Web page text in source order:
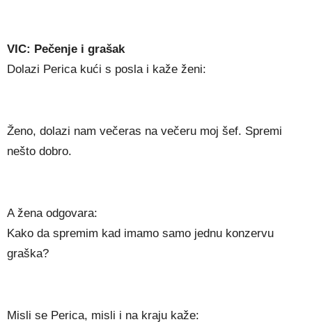
VIC: Pečenje i grašak
Dolazi Perica kući s posla i kaže ženi:
Ženo, dolazi nam večeras na večeru moj šef. Spremi
nešto dobro.
A žena odgovara:
Kako da spremim kad imamo samo jednu konzervu
graška?
Misli se Perica, misli i na kraju kaže: